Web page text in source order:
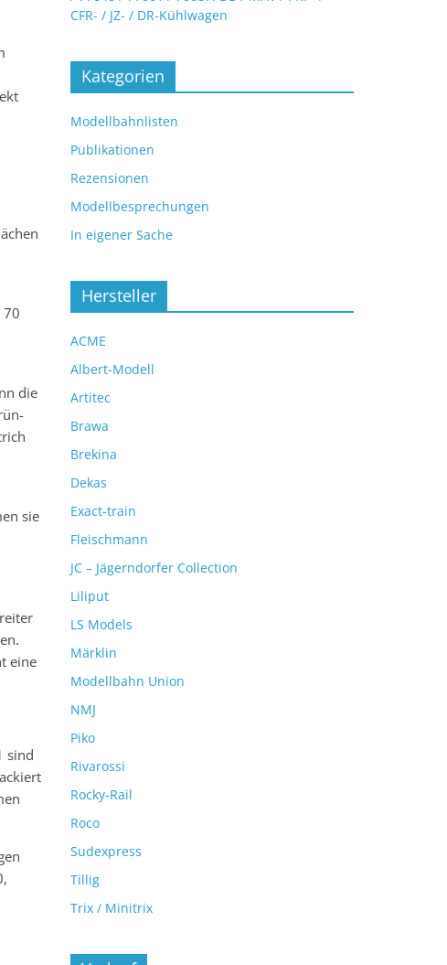
70
die
sie
eine
sind
CFR- / JZ- / DR-Kühlwagen
Kategorien
Modellbahnlisten
Publikationen
Rezensionen
Modellbesprechungen
In eigener Sache
Hersteller
ACME
Albert-Modell
Artitec
Brawa
Brekina
Dekas
Exact-train
Fleischmann
JC – Jägerndorfer Collection
Liliput
LS Models
Märklin
Modellbahn Union
NMJ
Piko
Rivarossi
Rocky-Rail
Roco
Sudexpress
Tillig
Trix / Minitrix